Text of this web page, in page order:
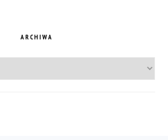
ARCHIWA